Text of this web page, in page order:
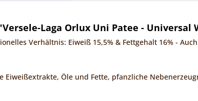
Laga Orlux Uni Patee - Universal
Verhältnis: Eiweiß 15,5% & Fettgehalt 16% -
Eiweißextrakte, Öle und Fette, pfanzliche